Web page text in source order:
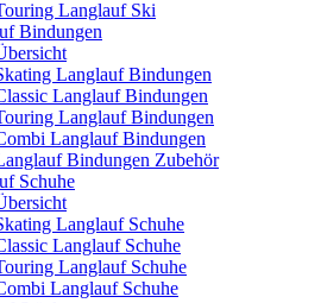
Langlauf Ski
Bindungen
Langlauf Bindungen
Langlauf Bindungen
Langlauf Bindungen
Langlauf Bindungen
Bindungen Zubehör
Schuhe
Langlauf Schuhe
Langlauf Schuhe
Langlauf Schuhe
Langlauf Schuhe